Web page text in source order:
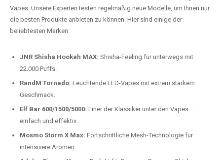
Vapes. Unsere Experten testen regelmäßig neue Modelle, um Ihnen nur
die besten Produkte anbieten zu können. Hier sind einige der
beliebtesten Marken:
JNR Shisha Hookah MAX: Shisha-Feeling für unterwegs mit
22.000 Puffs.
RandM Tornado: Leuchtende LED-Vapes mit extrem starkem
Geschmack.
Elf Bar 600/1500/5000: Einer der Klassiker unter den Vapes –
einfach und effektiv.
Mosmo Storm X Max: Fortschrittliche Mesh-Technologie für
intensivere Aromen.